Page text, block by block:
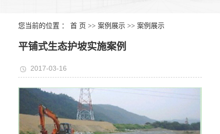
您当前的位置 ：首 页 >>案例展示 >>案例展示
平铺式生态护坡实施案例
2017-03-16